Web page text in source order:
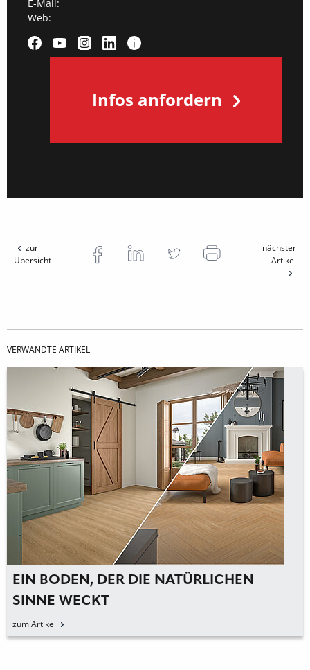
E-Mail:
Web:
Infos anfordern
zur
Übersicht
nächster
Artikel
VERWANDTE ARTIKEL
EIN BODEN, DER DIE NATÜRLICHEN
SINNE WECKT
zum Artikel